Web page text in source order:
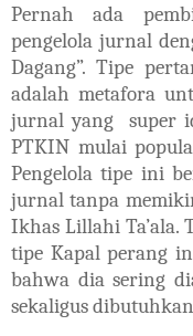
Pernah ada
pengelola jurnal
Dagang”. Tipe
adalah metafora
jurnal yang
super
PTKIN mulai
Pengelola tipe ini
jurnal tanpa
Ikhas Lillahi Ta’ala.
tipe Kapal perang
bahwa dia sering
sekaligus